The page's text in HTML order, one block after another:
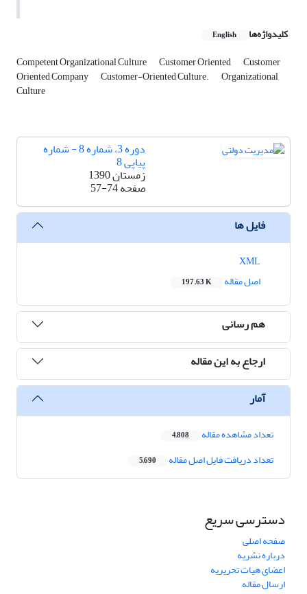
کلیدواژه‌ها English
Competent Organizational Culture Customer Oriented Customer
Oriented Company Customer-Oriented Culture. Organizational
Culture
دوره 3، شماره 8 - شماره
پیاپی 8
زمستان 1390
صفحه57-74
فایل ها
اصل مقاله
197.63 K
هم رسانی
ارجاع به این مقاله
آمار
تعداد مشاهده مقاله 4,808
تعداد دریافت فایل اصل مقاله 5,690
دسترسی سریع
صفحه اصلی
درباره نشریه
اعضای هیات تحریریه
ارسال مقاله